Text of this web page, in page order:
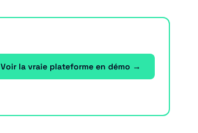
Voir la vraie plateforme en démo →